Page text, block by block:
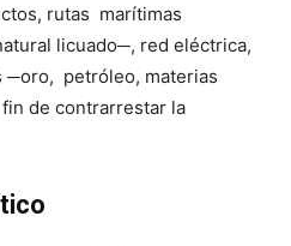
rutas marítimas
licuado─, red eléctrica,
─oro, petróleo, materias
de contrarrestar la